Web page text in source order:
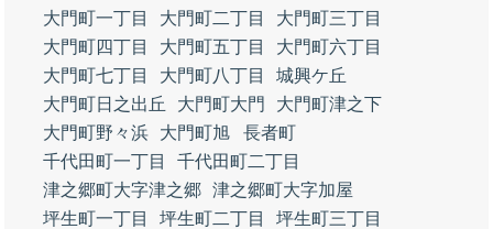
大門町一丁目
大門町二丁目
大門町三丁目
大門町四丁目
大門町五丁目
大門町六丁目
大門町七丁目
大門町八丁目
城興ケ丘
大門町日之出丘
大門町大門
大門町津之下
大門町野々浜
大門町旭
長者町
千代田町一丁目
千代田町二丁目
津之郷町大字津之郷 津之郷町大字加屋
坪生町一丁目
坪生町二丁目
坪生町三丁目